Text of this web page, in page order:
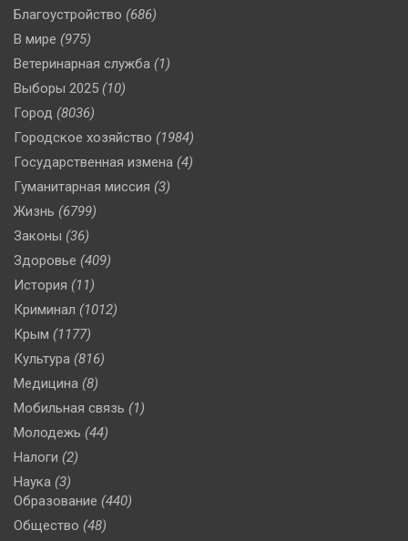
Благоустройство (686)
В мире (975)
Ветеринарная служба (1)
Выборы 2025 (10)
Город (8036)
Городское хозяйство (1984)
Государственная измена (4)
Гуманитарная миссия (3)
Жизнь (6799)
Законы (36)
Здоровье (409)
История (11)
Криминал (1012)
Крым (1177)
Культура (816)
Медицина (8)
Мобильная связь (1)
Молодежь (44)
Налоги (2)
Наука (3)
Образование (440)
Общество (48)